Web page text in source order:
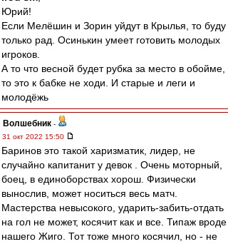
Юрий!
Если Мелёшин и Зорин уйдут в Крылья, то буду
только рад. Осинькин умеет готовить молодых
игроков.
А то что весной будет рубка за место в обойме,
то это к бабке не ходи. И старые и леги и
молодёжь
Волшебник -
31 окт 2022 15:50
Баринов это такой харизматик, лидер, не
случайно капитанит у девок . Очень моторный,
боец, в единоборствах хорош. Физически
вынослив, может носиться весь матч.
Мастерства невысокого, ударить-забить-отдать
на гол не может, косячит как и все. Типаж вроде
нашего Жиго. Тот тоже много косячил, но - не